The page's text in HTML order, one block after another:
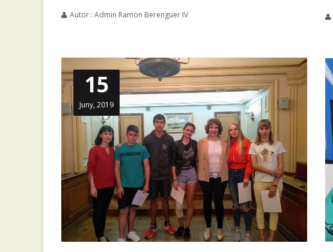
Autor : Admin Ramon Berenguer IV
15
Juny, 2019